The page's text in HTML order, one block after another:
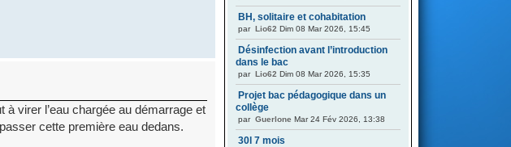
à virer l’eau chargée au démarrage et
cette première eau dedans.
BH, solitaire et cohabitation
par Lio62 Dim 08 Mar 2026, 15:45
Désinfection avant l’introduction
dans le bac
par Lio62 Dim 08 Mar 2026, 15:35
Projet bac pédagogique dans un
collège
par Guerlone Mar 24 Fév 2026, 13:38
30l 7 mois